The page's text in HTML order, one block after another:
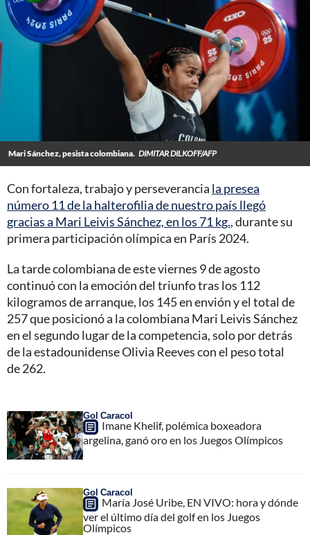
Mari Sánchez, pesista colombiana. DIMITAR DILKOFF/AFP
Con fortaleza, trabajo y perseverancia la presea
número 11 de la halterofilia de nuestro país llegó
gracias a Mari Leivis Sánchez, en los 71 kg., durante su
primera participación olímpica en París 2024.
La tarde colombiana de este viernes 9 de agosto
continuó con la emoción del triunfo tras los 112
kilogramos de arranque, los 145 en envión y el total de
257 que posicionó a la colombiana Mari Leivis Sánchez
en el segundo lugar de la competencia, solo por detrás
de la estadounidense Olivia Reeves con el peso total
de 262.
Gol Caracol
Imane Khelif, polémica boxeadora
argelina, ganó oro en los Juegos Olímpicos
Gol Caracol
María José Uribe, EN VIVO: hora y dónde
ver el último día del golf en los Juegos
Olímpicos